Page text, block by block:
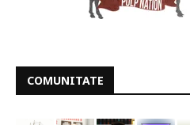
COMUNITATE